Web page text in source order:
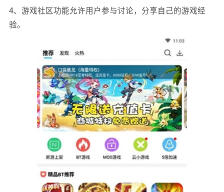
4、游戏社区功能允许用户参与讨论，分享自己的游戏经
验。